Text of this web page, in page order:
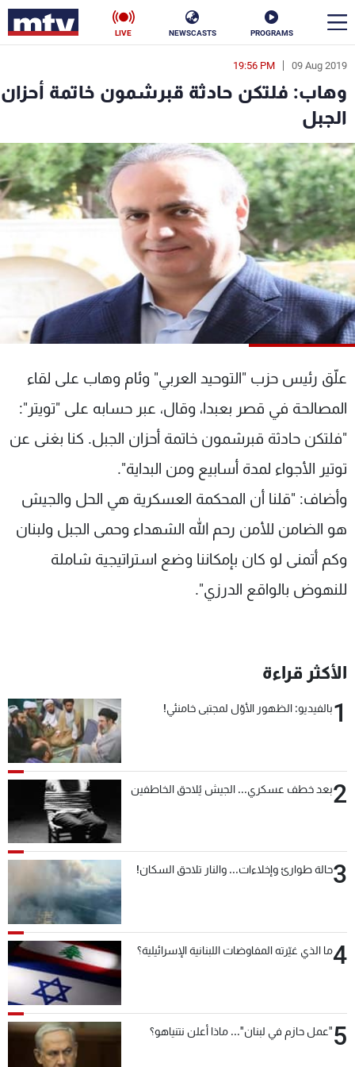
PROGRAMS
NEWSCASTS
LIVE
09 Aug 2019
19:56 PM
وهاب: فلتكن حادثة قبرشمون خاتمة أحزان
الجبل
علّق رئيس حزب "التوحيد العربي" وئام وهاب على لقاء
المصالحة في قصر بعبدا، وقال، عبر حسابه على "تويتر":
"فلتكن حادثة قبرشمون خاتمة أحزان الجبل. كنا بغنى عن
توتير الأجواء لمدة أسابيع ومن البداية".
وأضاف: "قلنا أن المحكمة العسكرية هي الحل والجيش
هو الضامن للأمن رحم الله الشهداء وحمى الجبل ولبنان
وكم أتمنى لو كان بإمكاننا وضع استراتيجية شاملة
للنهوض بالواقع الدرزي".
الأكثر قراءة
1بالفيديو: الظهور الأوّل لمجتبى خامنئي!
2بعد خطف عسكري... الجيش يُلاحق الخاطفين
3حالة طوارئ وإخلاءات... والنار تلاحق السكان!
4ما الذي غيّرته المفاوضات اللبنانية الإسرائيلية؟
5"عمل حازم في لبنان"... ماذا أعلن نتنياهو؟
en
الأخبار
سياسة ناس
إقتصاد فن
منوعات رياضة
كأس العالم
البرامج
جدول البرامج
شاهد البرامج
عن MTV
الإنـتـاج
لاعلاناتكم
وظائف
تواصل معنا
شروط الإسـتخدام
سياسة الخصوصية